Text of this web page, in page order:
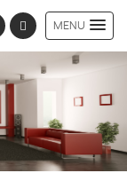
MENU